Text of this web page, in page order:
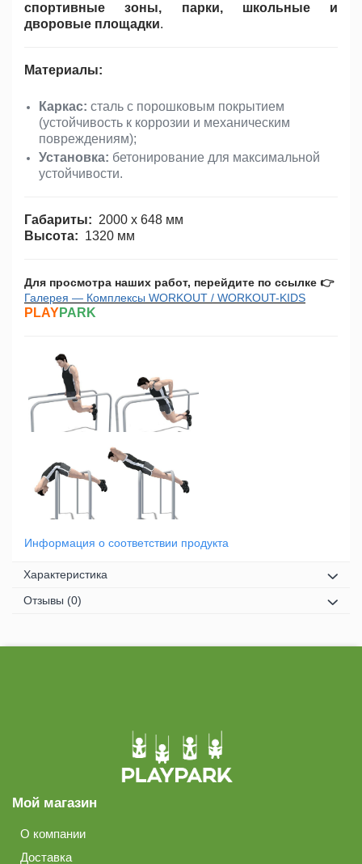
спортивные зоны, парки, школьные и
дворовые площадки.
Материалы:
Каркас: сталь с порошковым покрытием
(устойчивость к коррозии и механическим
повреждениям);
Установка: бетонирование для максимальной
устойчивости.
Габариты: 2000 x 648 мм
Высота: 1320 мм
Для просмотра наших работ, перейдите по ссылке 👉
Галерея — Комплексы WORKOUT / WORKOUT-KIDS
PLAYPARK
Информация о соответствии продукта
Характеристика
Отзывы (0)
Мой магазин
О компании
Доставка